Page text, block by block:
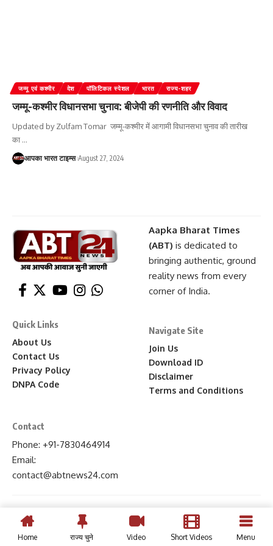
जम्‍मू एवं कश्‍मीर देश पॉलिटिकल स्पेशल भारत राज्य-शहर
जम्मू-कश्मीर विधानसभा चुनाव: बीजेपी की रणनीति और विवाद
Updated by Zulfam Tomar जम्मू-कश्मीर में आगामी विधानसभा चुनाव की तारीख
का …
आपका भारत टाइम्स August 27, 2024
Aapka Bharat Times
(ABT) is dedicated to
bringing authentic, ground
reality news from every
corner of India.
Quick Links
About Us
Contact Us
Privacy Policy
DNPA Code
Navigate Site
Join Us
Download ID
Disclaimer
Terms and Conditions
Contact
Phone: +91-7830464914
Email:
contact@abtnews24.com
Home राज्य चुने Video Short Videos Menu